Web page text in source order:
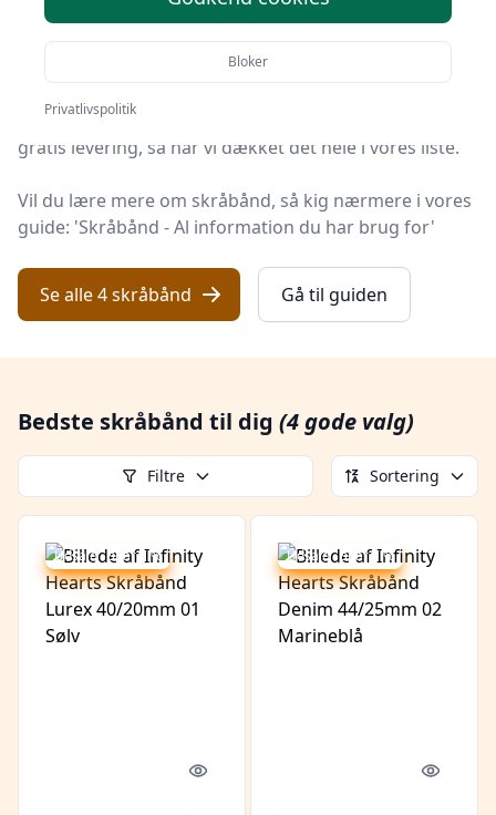
Online har vi udvalgt 4 af de bedste skråbånd, så du
får det optimale køb.
tilbud på din næste skråbånd, noget specifikt eller
gratis levering, så har vi dækket det hele i vores liste.
Vil du lære mere om skråbånd, så kig nærmere i vores
guide: 'Skråbånd - Al information du har brug for'
Se alle 4 skråbånd Gå til guiden
Bedste skråbånd til dig (4 gode valg)
Filtre Sortering
Udsalg - spar 7 %
Quick look
Udsalg - spar 7 %
Quick
Bloker
Privatlivspolitik